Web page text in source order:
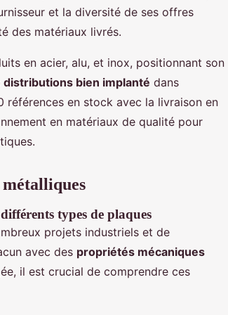
et la diversité de ses offres
des matériaux livrés.
en acier, alu, et inox, positionnant son
distributions bien implanté dans
en stock avec la livraison en
en matériaux de qualité pour
métalliques
types de plaques
projets industriels et de
avec des propriétés mécaniques
il est crucial de comprendre ces